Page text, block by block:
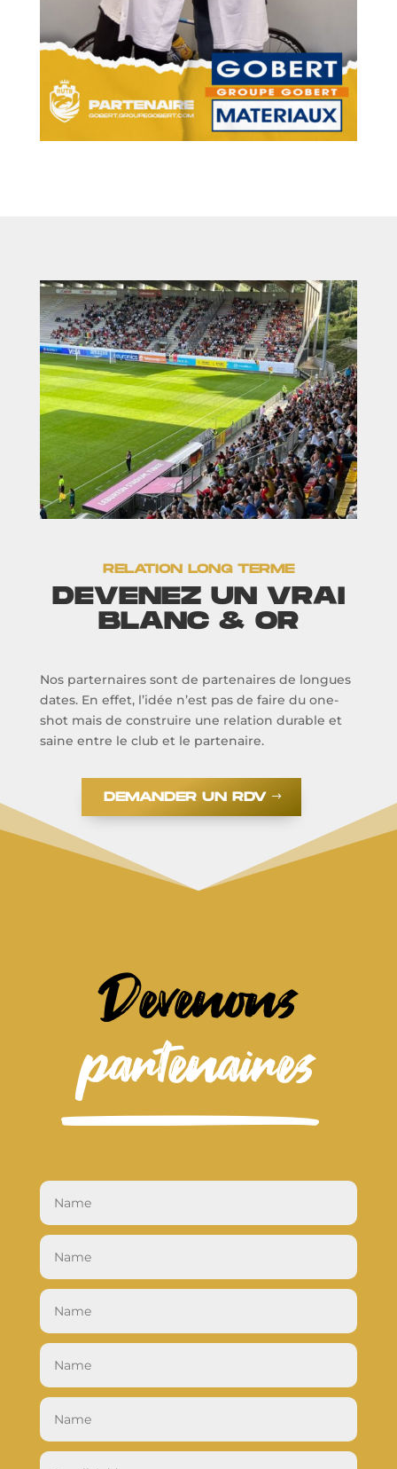
RELATION LONG TERME
DEVENEZ UN VRAI
BLANC & OR
Nos parternaires sont de partenaires de longues
dates. En effet, l’idée n’est pas de faire du one-
shot mais de construire une relation durable et
saine entre le club et le partenaire.
DEMANDER UN RDV
Devenons
partenaires